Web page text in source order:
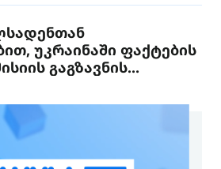
უკრაინაში ფაქტების
გაგზავნის